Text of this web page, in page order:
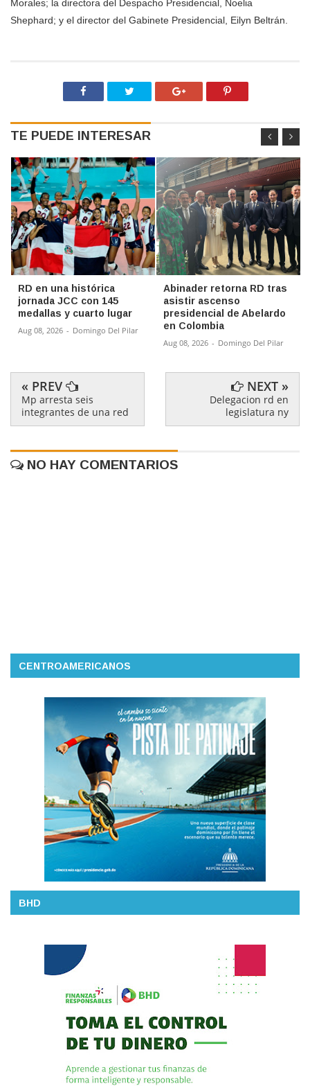
Morales; la directora del Despacho Presidencial, Noelia
Shephard; y el director del Gabinete Presidencial, Eilyn Beltrán.
TE PUEDE INTERESAR
RD en una histórica
jornada JCC con 145
medallas y cuarto lugar
Aug 08, 2026 - Domingo Del Pilar
Abinader retorna RD tras
asistir ascenso
presidencial de Abelardo
en Colombia
Aug 08, 2026 - Domingo Del Pilar
« PREV
Mp arresta seis
integrantes de una red
NEXT »
Delegacion rd en
legislatura ny
NO HAY COMENTARIOS
CENTROAMERICANOS
BHD